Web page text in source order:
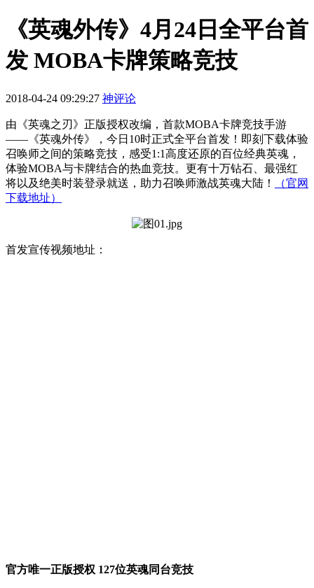
《英魂外传》4月24日全平台首
发 MOBA卡牌策略竞技
2018-04-24 09:29:27 神评论
由《英魂之刃》正版授权改编，首款MOBA卡牌竞技手游
——《英魂外传》，今日10时正式全平台首发！即刻下载体验
召唤师之间的策略竞技，感受1:1高度还原的百位经典英魂，
体验MOBA与卡牌结合的热血竞技。更有十万钻石、最强红
将以及绝美时装登录就送，助力召唤师激战英魂大陆！
（官网
下载地址）
首发宣传视频地址：
官方唯一正版授权 127位英魂同台竞技